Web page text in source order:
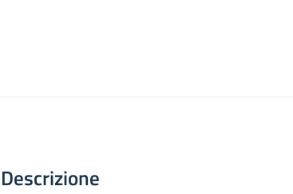
Descrizione